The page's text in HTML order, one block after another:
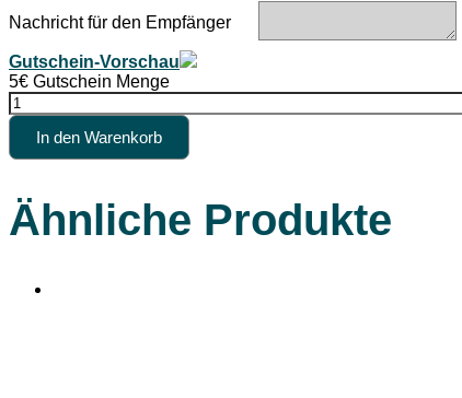
Nachricht für den Empfänger
Gutschein-Vorschau
5€ Gutschein Menge
In den Warenkorb
Ähnliche Produkte